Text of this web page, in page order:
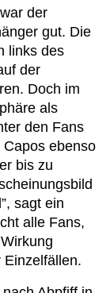
der
gut. Die
links des
der
Doch im
als
den Fans
ebenso
bis zu
sagt ein
alle Fans,